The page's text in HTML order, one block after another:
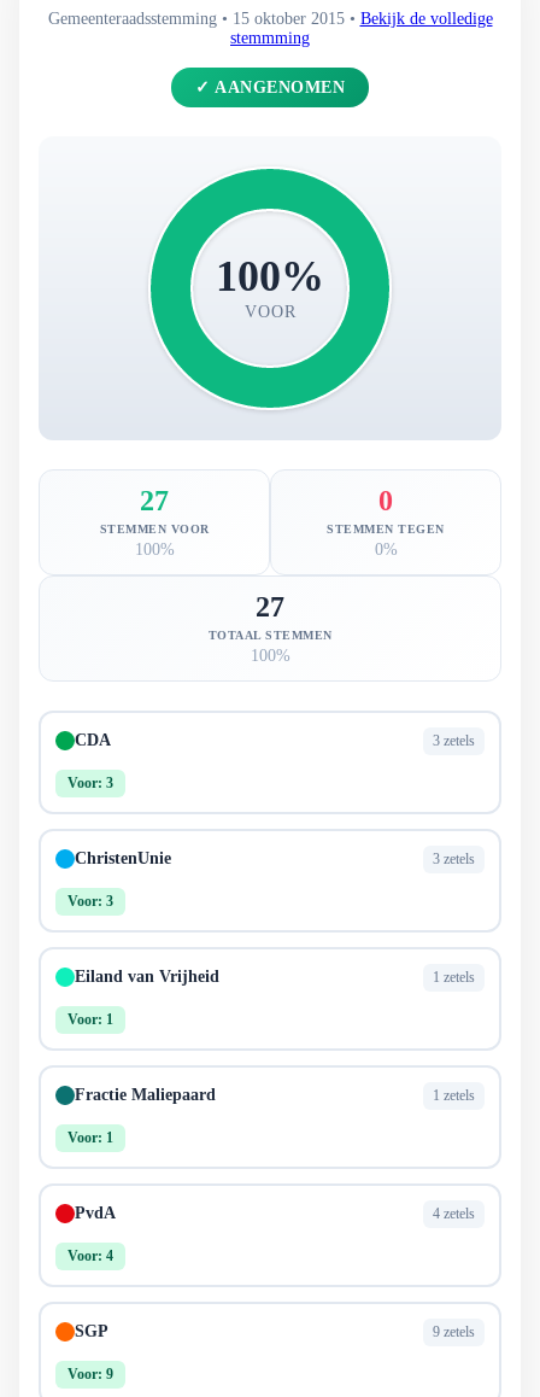
Gemeenteraadsstemming • 15 oktober 2015 • Bekijk de volledige
stemmming
✓ AANGENOMEN
100%
VOOR
27
STEMMEN VOOR
100%
0
STEMMEN TEGEN
0%
27
TOTAAL STEMMEN
100%
CDA 3 zetels
Voor: 3
ChristenUnie 3 zetels
Voor: 3
Eiland van Vrijheid 1 zetels
Voor: 1
Fractie Maliepaard 1 zetels
Voor: 1
PvdA 4 zetels
Voor: 4
SGP 9 zetels
Voor: 9